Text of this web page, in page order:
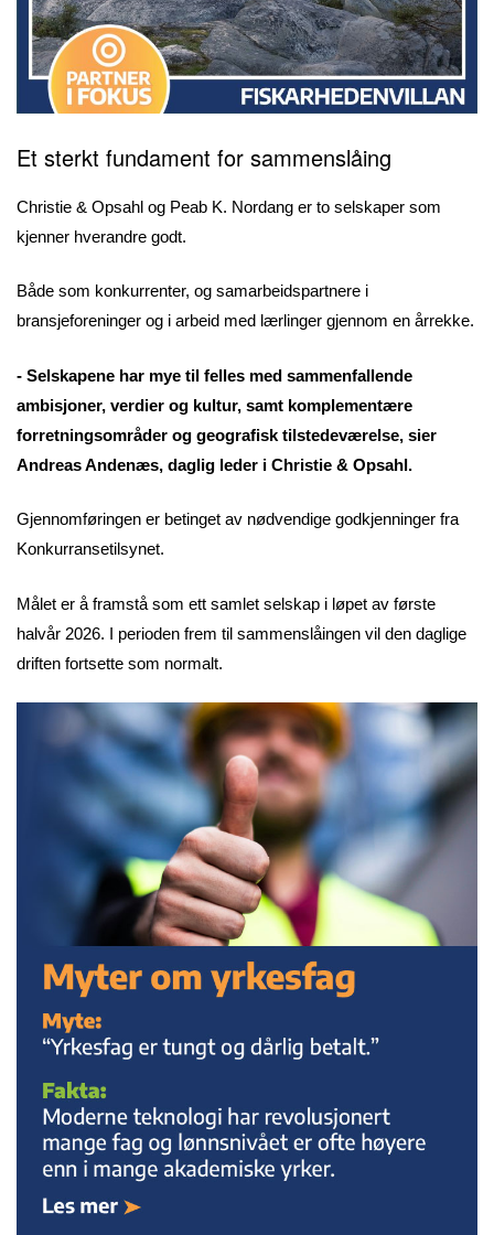
Et sterkt fundament for sammenslåing
Christie & Opsahl og Peab K. Nordang er to selskaper som
kjenner hverandre godt.
Både som konkurrenter, og samarbeidspartnere i
bransjeforeninger og i arbeid med lærlinger gjennom en årrekke.
- Selskapene har mye til felles med sammenfallende
ambisjoner, verdier og kultur, samt komplementære
forretningsområder og geografisk tilstedeværelse, sier
Andreas Andenæs, daglig leder i Christie & Opsahl.
Gjennomføringen er betinget av nødvendige godkjenninger fra
Konkurransetilsynet.
Målet er å framstå som ett samlet selskap i løpet av første
halvår 2026. I perioden frem til sammenslåingen vil den daglige
driften fortsette som normalt.